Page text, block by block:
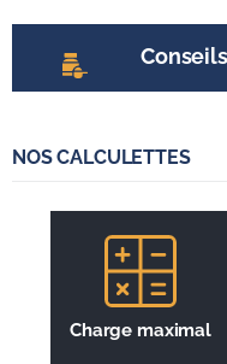
NOS CALCULETTES
Charge maximal